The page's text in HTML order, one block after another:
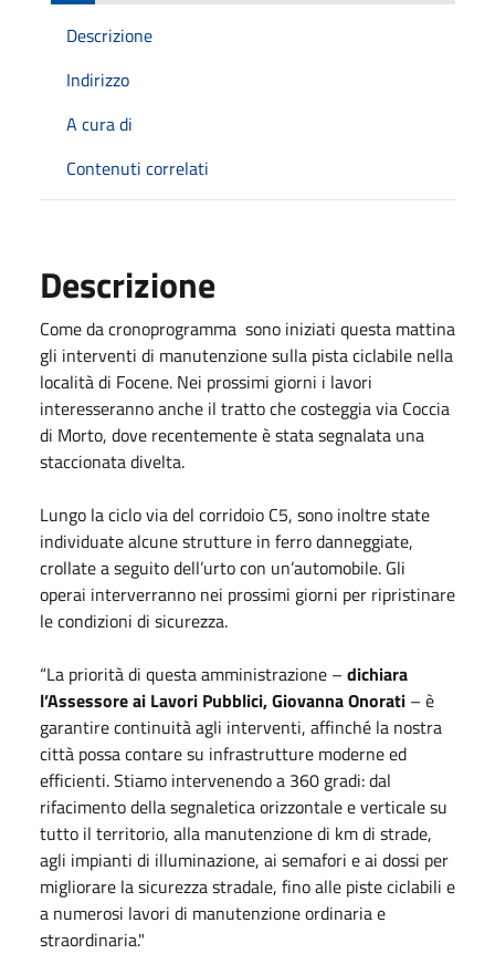
Descrizione
Indirizzo
A cura di
Contenuti correlati
Descrizione
Come da cronoprogramma sono iniziati questa mattina
gli interventi di manutenzione sulla pista ciclabile nella
località di Focene. Nei prossimi giorni i lavori
interesseranno anche il tratto che costeggia via Coccia
di Morto, dove recentemente è stata segnalata una
staccionata divelta.
Lungo la ciclo via del corridoio C5, sono inoltre state
individuate alcune strutture in ferro danneggiate,
crollate a seguito dell’urto con un’automobile. Gli
operai interverranno nei prossimi giorni per ripristinare
le condizioni di sicurezza.
“La priorità di questa amministrazione – dichiara
l’Assessore ai Lavori Pubblici, Giovanna Onorati – è
garantire continuità agli interventi, affinché la nostra
città possa contare su infrastrutture moderne ed
efficienti. Stiamo intervenendo a 360 gradi: dal
rifacimento della segnaletica orizzontale e verticale su
tutto il territorio, alla manutenzione di km di strade,
agli impianti di illuminazione, ai semafori e ai dossi per
migliorare la sicurezza stradale, fino alle piste ciclabili e
a numerosi lavori di manutenzione ordinaria e
straordinaria."